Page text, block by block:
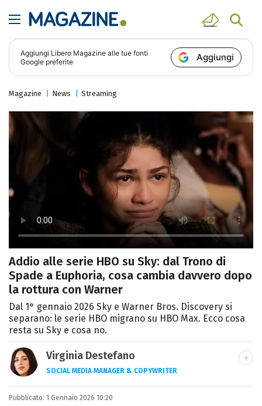
Aggiungi Libero Magazine alle tue fonti
Google preferite
Aggiungi
Magazine News Streaming
Addio alle serie HBO su Sky: dal Trono di
Spade a Euphoria, cosa cambia davvero dopo
la rottura con Warner
Dal 1° gennaio 2026 Sky e Warner Bros. Discovery si
separano: le serie HBO migrano su HBO Max. Ecco cosa
resta su Sky e cosa no.
Virginia Destefano
SOCIAL MEDIA MANAGER & COPYWRITER
Una passione smisurata per le serie TV.
Pubblicato: 1 Gennaio 2026 10:20